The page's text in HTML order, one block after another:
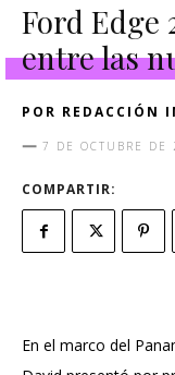
Ford Edge
entre las
POR REDACCIÓN
7 DE OCTUBRE DE
COMPARTIR:
En el marco del